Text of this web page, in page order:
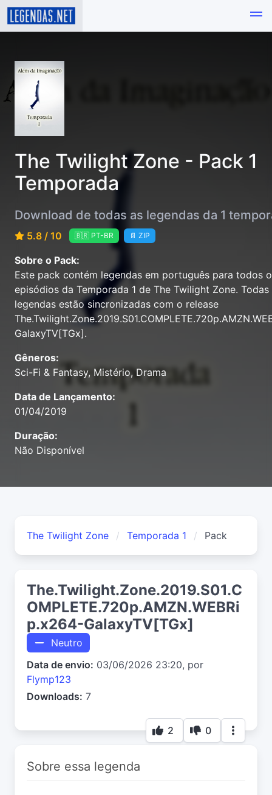
The Twilight Zone - Pack 1
Temporada
Download de todas as legendas da 1
5.8 / 10 🇧🇷 PT-BR 📄 ZIP
Sobre o Pack:
Este pack contém legendas em português para todos
episódios da Temporada 1 de The Twilight Zone. Todas
legendas estão sincronizadas com o release
GalaxyTV[TGx].
Gêneros:
Sci-Fi & Fantasy, Mistério, Drama
Data de Lançamento:
01/04/2019
Duração:
Não Disponível
The Twilight Zone Temporada 1 Pack
The.Twilight.Zone.2019.S01.C
OMPLETE.720p.AMZN.WEBRi
p.x264-GalaxyTV[TGx]
Neutro
Data de envio: 03/06/2026 23:20, por
Flymp123
Downloads: 7
2 0
Sobre essa legenda